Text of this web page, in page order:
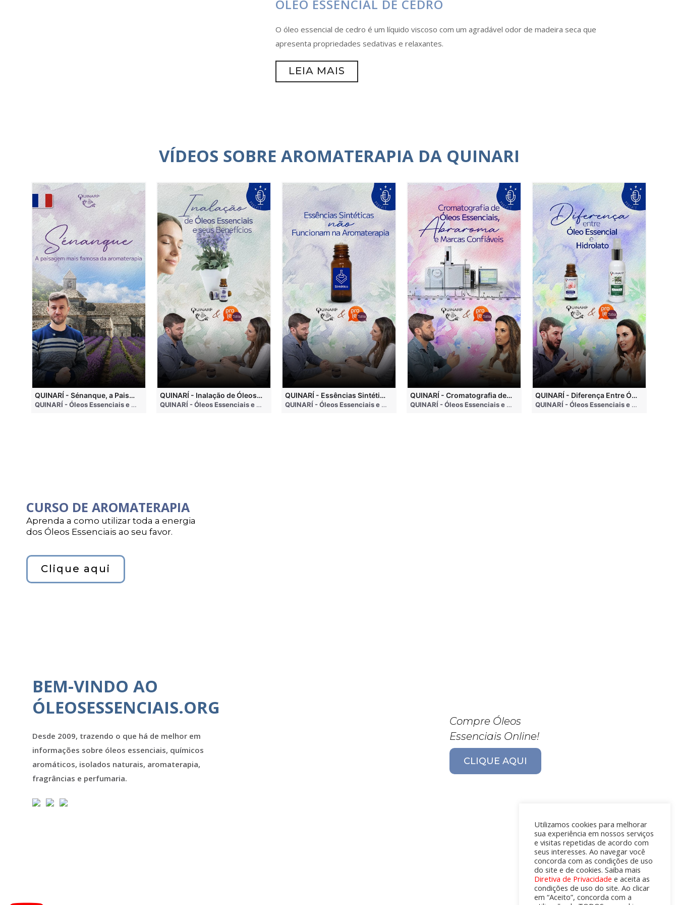
ÓLEO ESSENCIAL DE CEDRO
O óleo essencial de cedro é um líquido viscoso com um agradável odor de madeira seca que
apresenta propriedades sedativas e relaxantes.
LEIA MAIS
VÍDEOS SOBRE AROMATERAPIA DA QUINARI
• 4 months ago
QUINARÍ - Sénanque, a Paisagem Mais Famosa da Aromaterapia
QUINARÍ - Óleos Essenciais e Aromaterapia • 3 weeks ago
QUINARÍ - Inalação de Óleos Essenciais e Seus Benefícios
QUINARÍ - Óleos Essenciais e Aromaterapia • 3 months ago
QUINARÍ - Essências Sintéticas NÃO Funcionam na Aromaterapia
QUINARÍ - Óleos Essenciais e Aromaterapia • 3 months ago
QUINARÍ - Cromatografia de Óleos Essenciais, ABRAROMA e Marcas Confiáveis
QUINARÍ - Óleos Essenciais e Aromaterapia • 3 months ago
QUINARÍ - Diferença Entre Óleo Essencial e Hidrolato
QUINARÍ - Óleos Essenciais e Aromaterapia
CURSO DE AROMATERAPIA
Aprenda a como utilizar toda a energia
dos Óleos Essenciais ao seu favor.
Clique aqui
BEM-VINDO AO
ÓLEOSESSENCIAIS.ORG
Desde 2009, trazendo o que há de melhor em
informações sobre óleos essenciais, químicos
aromáticos, isolados naturais, aromaterapia,
fragrâncias e perfumaria.
Compre Óleos
Essenciais Online!
CLIQUE AQUI
Utilizamos cookies para melhorar
sua experiência em nossos serviços
e visitas repetidas de acordo com
seus interesses. Ao navegar você
concorda com as condições de uso
do site e de cookies. Saiba mais
Diretiva de Privacidade e aceita as
condições de uso do site. Ao clicar
em “Aceito”, concorda com a